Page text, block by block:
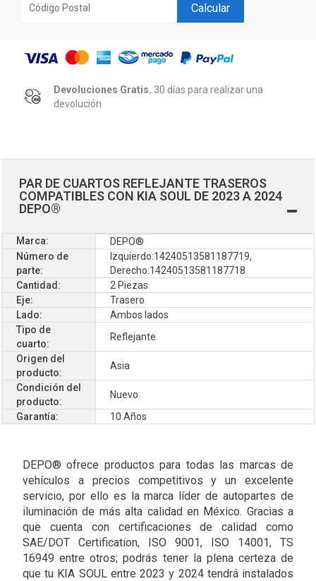
Calcular
Devoluciones Gratis. 30 días para realizar una
devolución
PAR DE CUARTOS REFLEJANTE TRASEROS
COMPATIBLES CON KIA SOUL DE 2023 A 2024
DEPO®
Marca:
DEPO®
Número de
parte:
Izquierdo:14240513581187719,
Derecho:14240513581187718
Cantidad:
2 Piezas
Eje:
Trasero
Lado:
Ambos lados
Tipo de
cuarto:
Reflejante
Origen del
producto:
Asia
Condición del
producto:
Nuevo
Garantía:
10 Años
DEPO® ofrece productos para todas las marcas de
vehículos a precios competitivos y un excelente
servicio, por ello es la marca líder de autopartes de
iluminación de más alta calidad en México. Gracias a
que cuenta con certificaciones de calidad como
SAE/DOT Certification, ISO 9001, ISO 14001, TS
16949 entre otros; podrás tener la plena certeza de
que tu KIA SOUL entre 2023 y 2024 tendrá instalados